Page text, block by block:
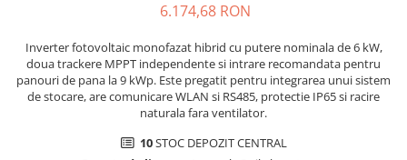
6.174,68 RON
Inverter fotovoltaic monofazat hibrid cu putere nominala de 6 kW,
doua trackere MPPT independente si intrare recomandata pentru
panouri de pana la 9 kWp. Este pregatit pentru integrarea unui sistem
de stocare, are comunicare WLAN si RS485, protectie IP65 si racire
naturala fara ventilator.
10STOC DEPOZIT CENTRAL